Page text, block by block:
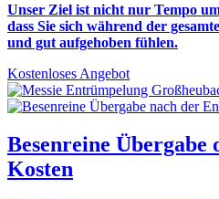
Unser Ziel ist nicht nur Tempo
dass Sie sich während der
und gut aufgehoben fühlen.
Kostenloses Angebot
Besenreine Übergabe
Kosten